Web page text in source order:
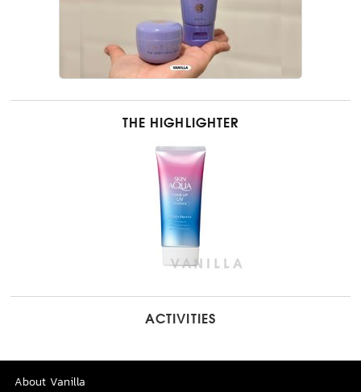
THE HIGHLIGHTER
ACTIVITIES
About Vanilla